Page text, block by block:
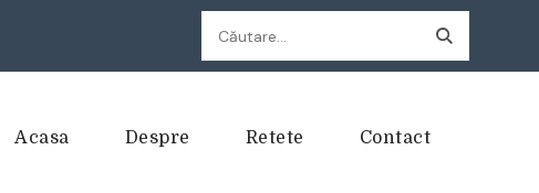
Caută
după:
Acasa Despre Retete Contact